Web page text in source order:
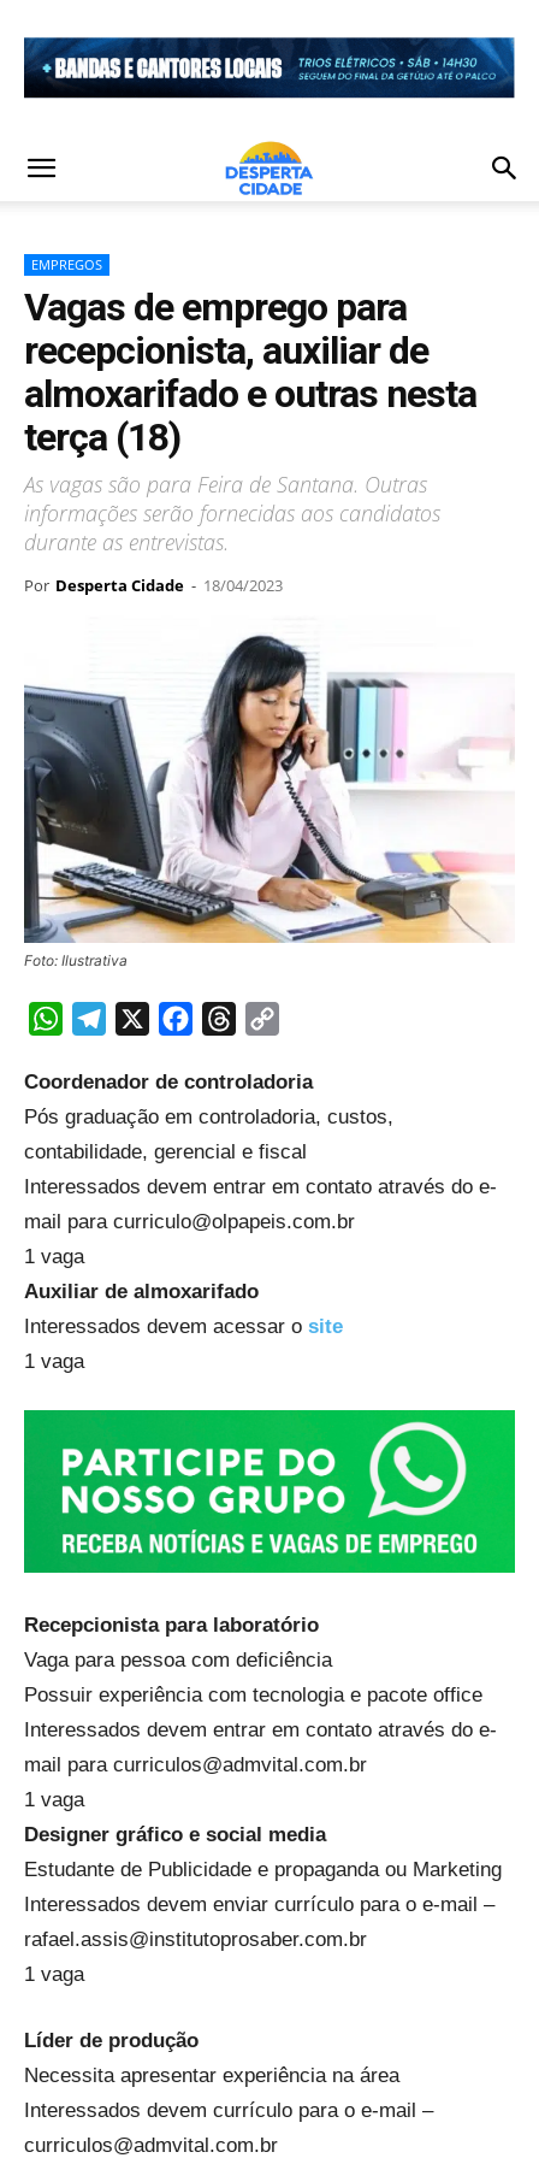
EMPREGOS
Vagas de emprego para
recepcionista, auxiliar de
almoxarifado e outras nesta
terça (18)
As vagas são para Feira de Santana. Outras
informações serão fornecidas aos candidatos
durante as entrevistas.
Por Desperta Cidade - 18/04/2023
Foto: Ilustrativa
WhatsAppTelegram FacebookThreads
Coordenador de controladoria
Pós graduação em controladoria, custos,
contabilidade, gerencial e fiscal
Interessados devem entrar em contato através do e-
mail para curriculo@olpapeis.com.br
1 vaga
Auxiliar de almoxarifado
Interessados devem acessar o site
1 vaga
Recepcionista para laboratório
Vaga para pessoa com deficiência
Possuir experiência com tecnologia e pacote office
Interessados devem entrar em contato através do e-
mail para curriculos@admvital.com.br
1 vaga
Designer gráfico e social media
Estudante de Publicidade e propaganda ou Marketing
Interessados devem enviar currículo para o e-mail –
rafael.assis@institutoprosaber.com.br
1 vaga
Líder de produção
Necessita apresentar experiência na área
Interessados devem currículo para o e-mail –
curriculos@admvital.com.br